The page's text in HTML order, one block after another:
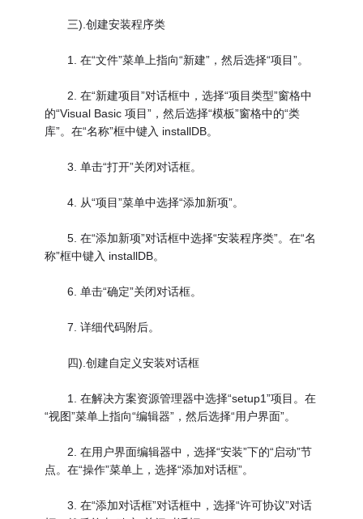
三).创建安装程序类
1. 在“文件”菜单上指向“新建”，然后选择“项目”。
2. 在“新建项目”对话框中，选择“项目类型”窗格中
的“Visual Basic 项目”，然后选择“模板”窗格中的“类
库”。在“名称”框中键入 installDB。
3. 单击“打开”关闭对话框。
4. 从“项目”菜单中选择“添加新项”。
5. 在“添加新项”对话框中选择“安装程序类”。在“名
称”框中键入 installDB。
6. 单击“确定”关闭对话框。
7. 详细代码附后。
四).创建自定义安装对话框
1. 在解决方案资源管理器中选择“setup1”项目。在
“视图”菜单上指向“编辑器”，然后选择“用户界面”。
2. 在用户界面编辑器中，选择“安装”下的“启动”节
点。在“操作”菜单上，选择“添加对话框”。
3. 在“添加对话框”对话框中，选择“许可协议”对话